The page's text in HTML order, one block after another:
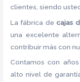
clientes, siendo
La fábrica decajas
una excelente
contribuir más con
Contamos con
alto nivel de